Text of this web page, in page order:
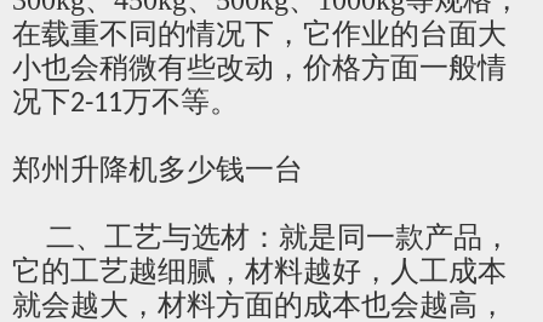
在载重不同的情况下，它作业的台面大
小也会稍微有些改动，价格方面一般情
况下2-11万不等。
郑州升降机多少钱一台
二、工艺与选材：就是同一款产品，
它的工艺越细腻，材料越好，人工成本
就会越大，材料方面的成本也会越高，